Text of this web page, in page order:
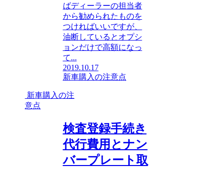
ばディーラーの担当者
から勧められたものを
つければいいですが、
油断しているとオプシ
ョンだけで高額になっ
て...
2019.10.17
新車購入の注意点
新車購入の注
意点
検査登録手続き
代行費用とナン
バープレート取